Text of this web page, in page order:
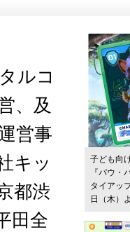
子ども向
『パウ・
タイアッ
日（木）
ルコ
、及
営事
キッ
都渋
田全